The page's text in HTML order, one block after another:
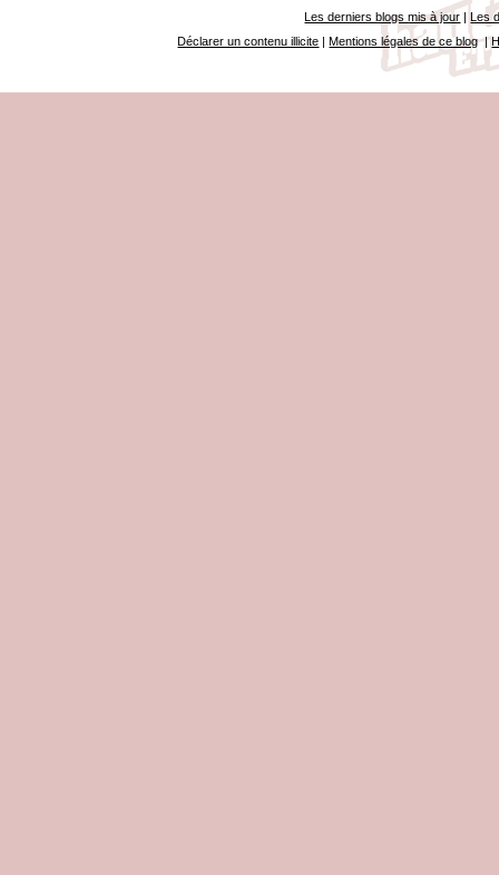
Les derniers blogs mis à jour |Les
Déclarer un contenu illicite |Mentions légales de ce blog|